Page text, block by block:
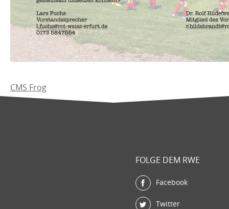
CMS Frog
FOLGE DEM RWE
Facebook
Twitter